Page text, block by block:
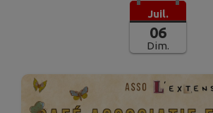
Juil.
06
Dim.